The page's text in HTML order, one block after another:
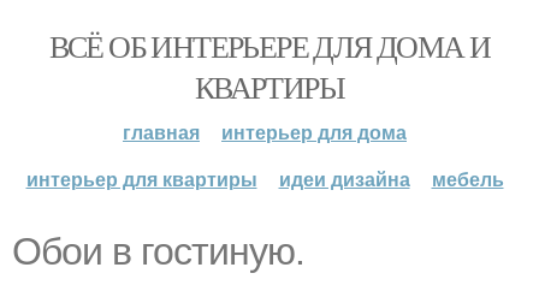
ВСЁ ОБ ИНТЕРЬЕРЕ ДЛЯ ДОМА И
КВАРТИРЫ
главная
интерьер для дома
интерьер для квартиры
идеи дизайна мебель
Обои в гостиную.